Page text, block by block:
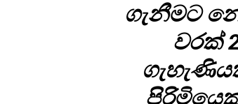
ගැනීමට
වරක්